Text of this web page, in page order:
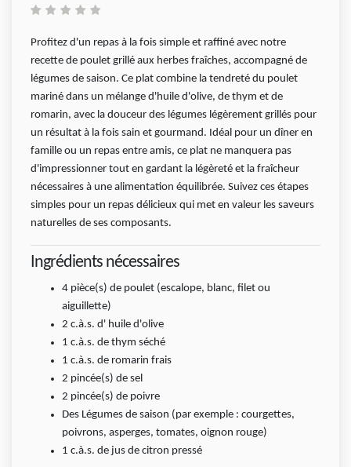
Profitez d'un repas à la fois simple et raffiné avec notre
recette de poulet grillé aux herbes fraîches, accompagné de
légumes de saison. Ce plat combine la tendreté du poulet
mariné dans un mélange d'huile d'olive, de thym et de
romarin, avec la douceur des légumes légèrement grillés pour
un résultat à la fois sain et gourmand. Idéal pour un dîner en
famille ou un repas entre amis, ce plat ne manquera pas
d'impressionner tout en gardant la légèreté et la fraîcheur
nécessaires à une alimentation équilibrée. Suivez ces étapes
simples pour un repas délicieux qui met en valeur les saveurs
naturelles de ses composants.
Ingrédients nécessaires
4 pièce(s) de poulet (escalope, blanc, filet ou
aiguillette)
2 c.à.s. d' huile d'olive
1 c.à.s. de thym séché
1 c.à.s. de romarin frais
2 pincée(s) de sel
2 pincée(s) de poivre
Des Légumes de saison (par exemple : courgettes,
poivrons, asperges, tomates, oignon rouge)
1 c.à.s. de jus de citron pressé